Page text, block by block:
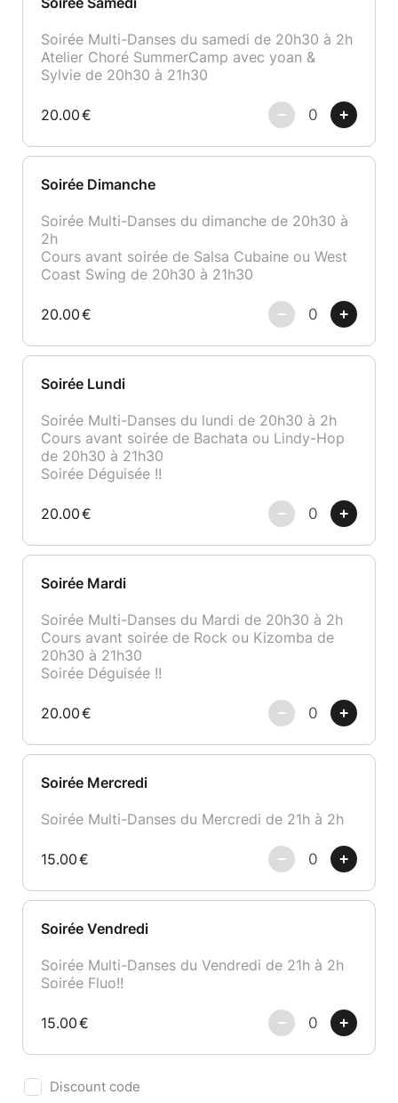
Soirée Multi-Danses du samedi de 20h30 à 2h
Atelier Choré SummerCamp avec yoan &
Sylvie de 20h30 à 21h30
20.00€
Soirée Dimanche
Soirée Multi-Danses du dimanche de 20h30 à
2h
Cours avant soirée de Salsa Cubaine ou West
Coast Swing de 20h30 à 21h30
20.00€
Soirée Lundi
Soirée Multi-Danses du lundi de 20h30 à 2h
Cours avant soirée de Bachata ou Lindy-Hop
de 20h30 à 21h30
Soirée Déguisée !!
20.00€
Soirée Mardi
Soirée Multi-Danses du Mardi de 20h30 à 2h
Cours avant soirée de Rock ou Kizomba de
20h30 à 21h30
Soirée Déguisée !!
20.00€
Soirée Mercredi
Soirée Multi-Danses du Mercredi de 21h à 2h
15.00€
Soirée Vendredi
Soirée Multi-Danses du Vendredi de 21h à 2h
Soirée Fluo!!
15.00€
Discount code